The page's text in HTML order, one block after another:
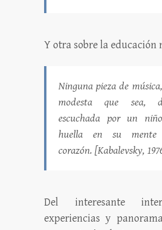
Y otra sobre la educación
Ninguna pieza de
modesta que sea,
escuchada por un
huella en su
corazón. [Kabalevsky,
Del interesante
experiencias y